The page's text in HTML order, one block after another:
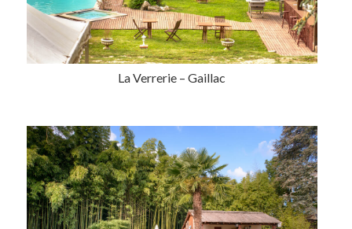
La Verrerie – Gaillac